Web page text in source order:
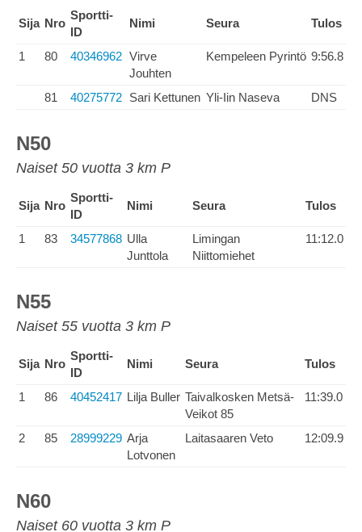
Sija Nro
Sportti-
ID
Nimi Seura Tulos
1 80 40346962 Virve
Jouhten
Kempeleen Pyrintö 9:56.8
81 40275772 Sari Kettunen Yli-Iin Naseva DNS
N50
Naiset 50 vuotta 3 km P
Sija Nro
Sportti-
ID
Nimi Seura Tulos
1 83 34577868 Ulla
Junttola
Limingan
Niittomiehet
11:12.0
N55
Naiset 55 vuotta 3 km P
Sija Nro
Sportti-
ID
Nimi Seura Tulos
1 86 40452417 Lilja Buller Taivalkosken Metsä-
Veikot 85
11:39.0
2 85 28999229 Arja
Lotvonen
Laitasaaren Veto 12:09.9
N60
Naiset 60 vuotta 3 km P